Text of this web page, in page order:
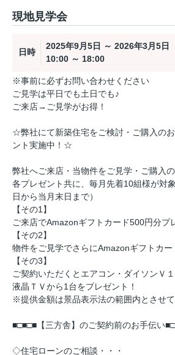
現地見学会
日時
2025年9月5日 ～ 2026年3月5日
10:00 ～ 18:00
※事前に必ずお問い合わせください
ご見学は平日でも土日でも♪
ご来店→ご見学がお得！
☆弊社にて新築住宅をご検討・ご購入の
ント実施中！☆
弊社へご来店・当物件をご見学・ご購入
各プレゼント共に、毎月先着10組様が対
日から当月末日まで）
【その1】
ご来店でAmazonギフトカード500円分プ
【その2】
物件をご見学でさらにAmazonギフトカ
【その3】
ご契約いただくとエアコン・ダイソンＶ
液晶ＴＶから1台をプレゼント！
※提供金額は景品表示法の範囲内とさせて
■□■□■【三方舎】のご契約前のお手伝い
◇住宅ローンのご相談・・・